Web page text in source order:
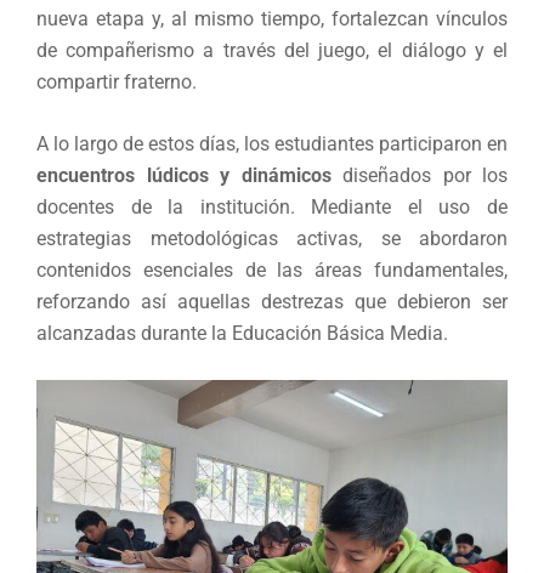
nueva etapa y, al mismo tiempo, fortalezcan vínculos
de compañerismo a través del juego, el diálogo y el
compartir fraterno.
A lo largo de estos días, los estudiantes participaron en
encuentros lúdicos y dinámicosdiseñados por los
docentes de la institución. Mediante el uso de
estrategias metodológicas activas, se abordaron
contenidos esenciales de las áreas fundamentales,
reforzando así aquellas destrezas que debieron ser
alcanzadas durante la Educación Básica Media.